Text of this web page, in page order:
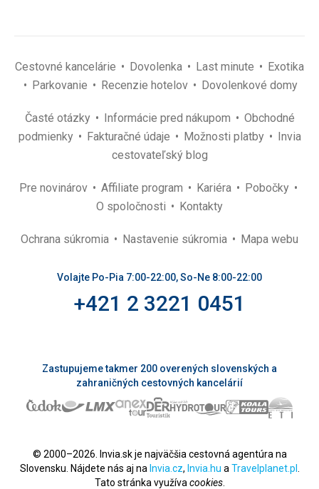
Cestovné kancelárie Dovolenka Last minute
Exotika
Parkovanie
Recenzie hotelov Dovolenkové domy
Časté otázky Informácie pred nákupom
Obchodné
podmienky
Fakturačné údaje Možnosti platby
Invia
cestovateľský blog
Pre novinárov Affiliate program Kariéra
Pobočky
O spoločnosti
Kontakty
Ochrana súkromia Nastavenie súkromia Mapa webu
Volajte Po-Pia 7:00-22:00, So-Ne 8:00-22:00
+421 2 3221 0451
Zastupujeme takmer 200 overených slovenských a
zahraničných cestovných kancelárií
© 2000–2026. Invia.sk je najväčšia cestovná agentúra na
Slovensku. Nájdete nás aj na Invia.cz, Invia.hu a Travelplanet.pl
Tato stránka využíva cookies.